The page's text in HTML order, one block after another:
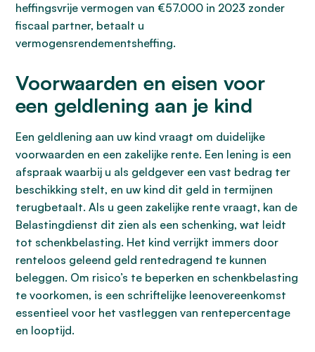
heffingsvrije vermogen van €57.000 in 2023 zonder
fiscaal partner, betaalt u
vermogensrendementsheffing.
Voorwaarden en eisen voor
een geldlening aan je kind
Een geldlening aan uw kind vraagt om duidelijke
voorwaarden en een zakelijke rente. Een lening is een
afspraak waarbij u als geldgever een vast bedrag ter
beschikking stelt, en uw kind dit geld in termijnen
terugbetaalt. Als u geen zakelijke rente vraagt, kan de
Belastingdienst dit zien als een schenking, wat leidt
tot schenkbelasting. Het kind verrijkt immers door
renteloos geleend geld rentedragend te kunnen
beleggen. Om risico’s te beperken en schenkbelasting
te voorkomen, is een schriftelijke leenovereenkomst
essentieel voor het vastleggen van rentepercentage
en looptijd.